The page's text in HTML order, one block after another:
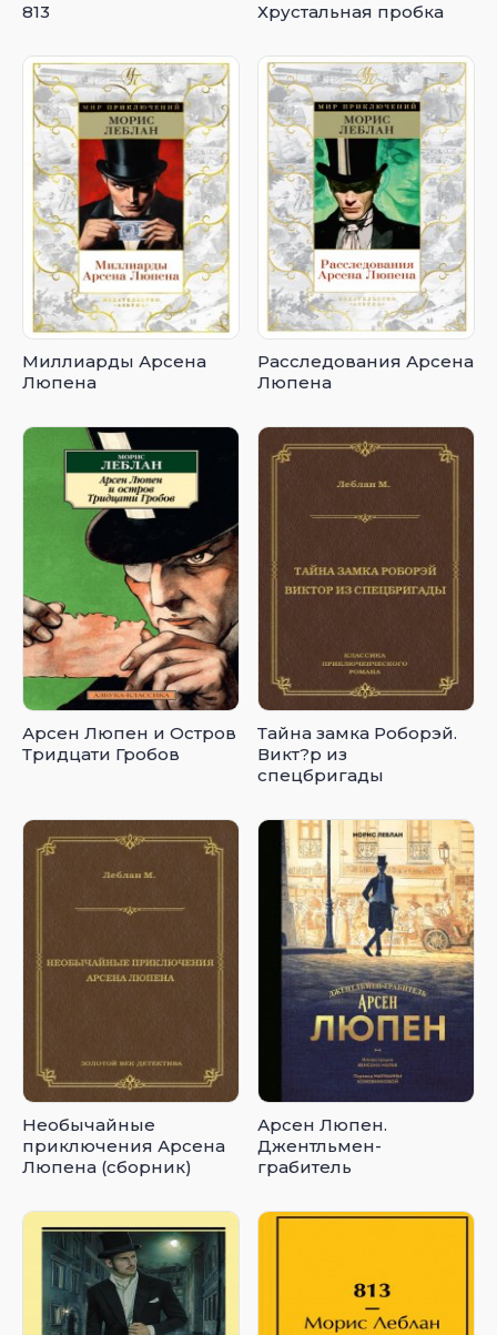
813 Хрустальная пробка
Миллиарды Арсена
Люпена
Расследования Арсена
Люпена
Арсен Люпен и Остров
Тридцати Гробов
Тайна замка Роборэй.
Викт?р из
спецбригады
Необычайные
приключения Арсена
Люпена (сборник)
Арсен Люпен.
Джентльмен-
грабитель